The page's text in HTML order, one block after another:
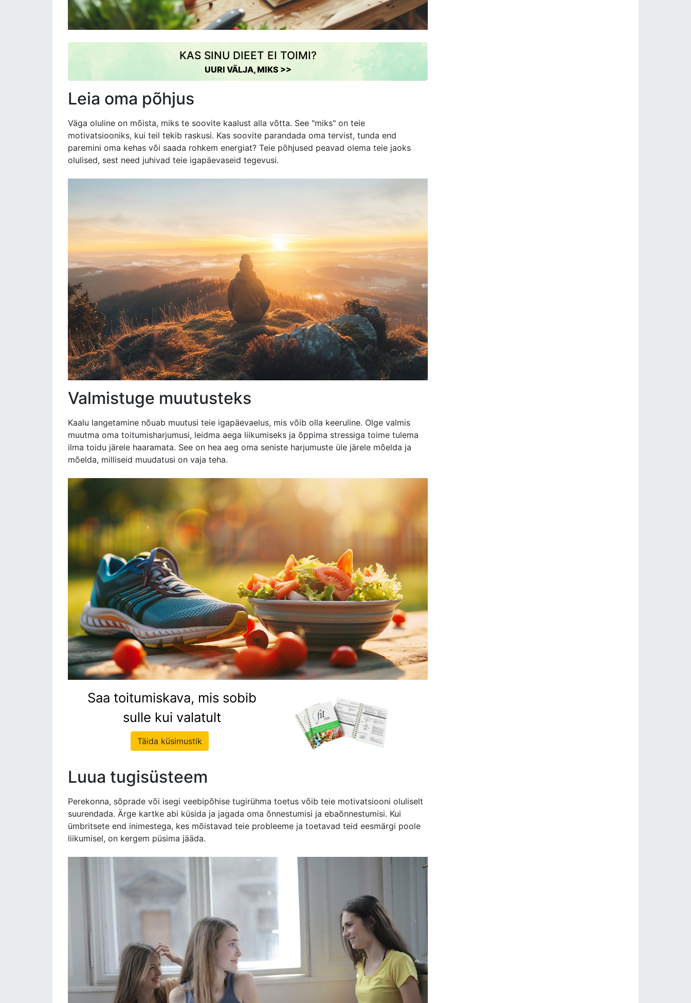
KAS SINU DIEET EI TOIMI?
UURI VÄLJA, MIKS >>
Leia oma põhjus
Väga oluline on mõista, miks te soovite kaalust alla võtta. See "miks" on teie
motivatsiooniks, kui teil tekib raskusi. Kas soovite parandada oma tervist, tunda end
paremini oma kehas või saada rohkem energiat? Teie põhjused peavad olema teie jaoks
olulised, sest need juhivad teie igapäevaseid tegevusi.
Valmistuge muutusteks
Kaalu langetamine nõuab muutusi teie igapäevaelus, mis võib olla keeruline. Olge valmis
muutma oma toitumisharjumusi, leidma aega liikumiseks ja õppima stressiga toime tulema
ilma toidu järele haaramata. See on hea aeg oma seniste harjumuste üle järele mõelda ja
mõelda, milliseid muudatusi on vaja teha.
Saa toitumiskava, mis sobib
sulle kui valatult
Täida küsimustik
Luua tugisüsteem
Perekonna, sõprade või isegi veebipõhise tugirühma toetus võib teie motivatsiooni oluliselt
suurendada. Ärge kartke abi küsida ja jagada oma õnnestumisi ja ebaõnnestumisi. Kui
ümbritsete end inimestega, kes mõistavad teie probleeme ja toetavad teid eesmärgi poole
liikumisel, on kergem püsima jääda.